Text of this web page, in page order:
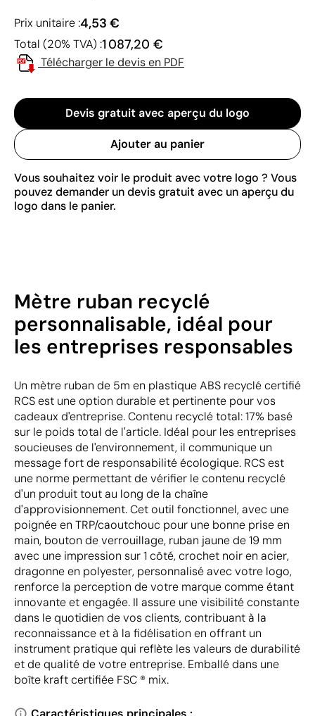
Prix unitaire :4,53 €
Total (20% TVA) :1 087,20 €
Télécharger le devis en PDF
Devis gratuit avec aperçu du logo
Ajouter au panier
Vous souhaitez voir le produit avec votre logo ? Vous
pouvez demander un devis gratuit avec un aperçu du
logo dans le panier.
Mètre ruban recyclé
personnalisable, idéal pour
les entreprises responsables
Un mètre ruban de 5m en plastique ABS recyclé certifié
RCS est une option durable et pertinente pour vos
cadeaux d'entreprise. Contenu recyclé total: 17% basé
sur le poids total de l'article. Idéal pour les entreprises
soucieuses de l'environnement, il communique un
message fort de responsabilité écologique. RCS est
une norme permettant de vérifier le contenu recyclé
d'un produit tout au long de la chaîne
d'approvisionnement. Cet outil fonctionnel, avec une
poignée en TRP/caoutchouc pour une bonne prise en
main, bouton de verrouillage, ruban jaune de 19 mm
avec une impression sur 1 côté, crochet noir en acier,
dragonne en polyester, personnalisé avec votre logo,
renforce la perception de votre marque comme étant
innovante et engagée. Il assure une visibilité constante
dans le quotidien de vos clients, contribuant à la
reconnaissance et à la fidélisation en offrant un
instrument pratique qui reflète les valeurs de durabilité
et de qualité de votre entreprise. Emballé dans une
boîte kraft certifiée FSC ® mix.